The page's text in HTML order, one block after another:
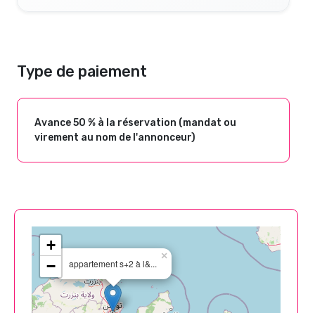
Type de paiement
Avance 50 % à la réservation (mandat ou
virement au nom de l'annonceur)
appartement s+2 à l&...
×
+
−